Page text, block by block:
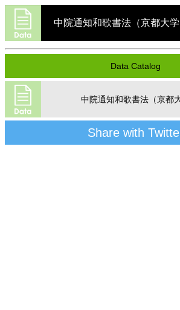
中院通知和歌書法（京都大学
Data Catalog
Share with